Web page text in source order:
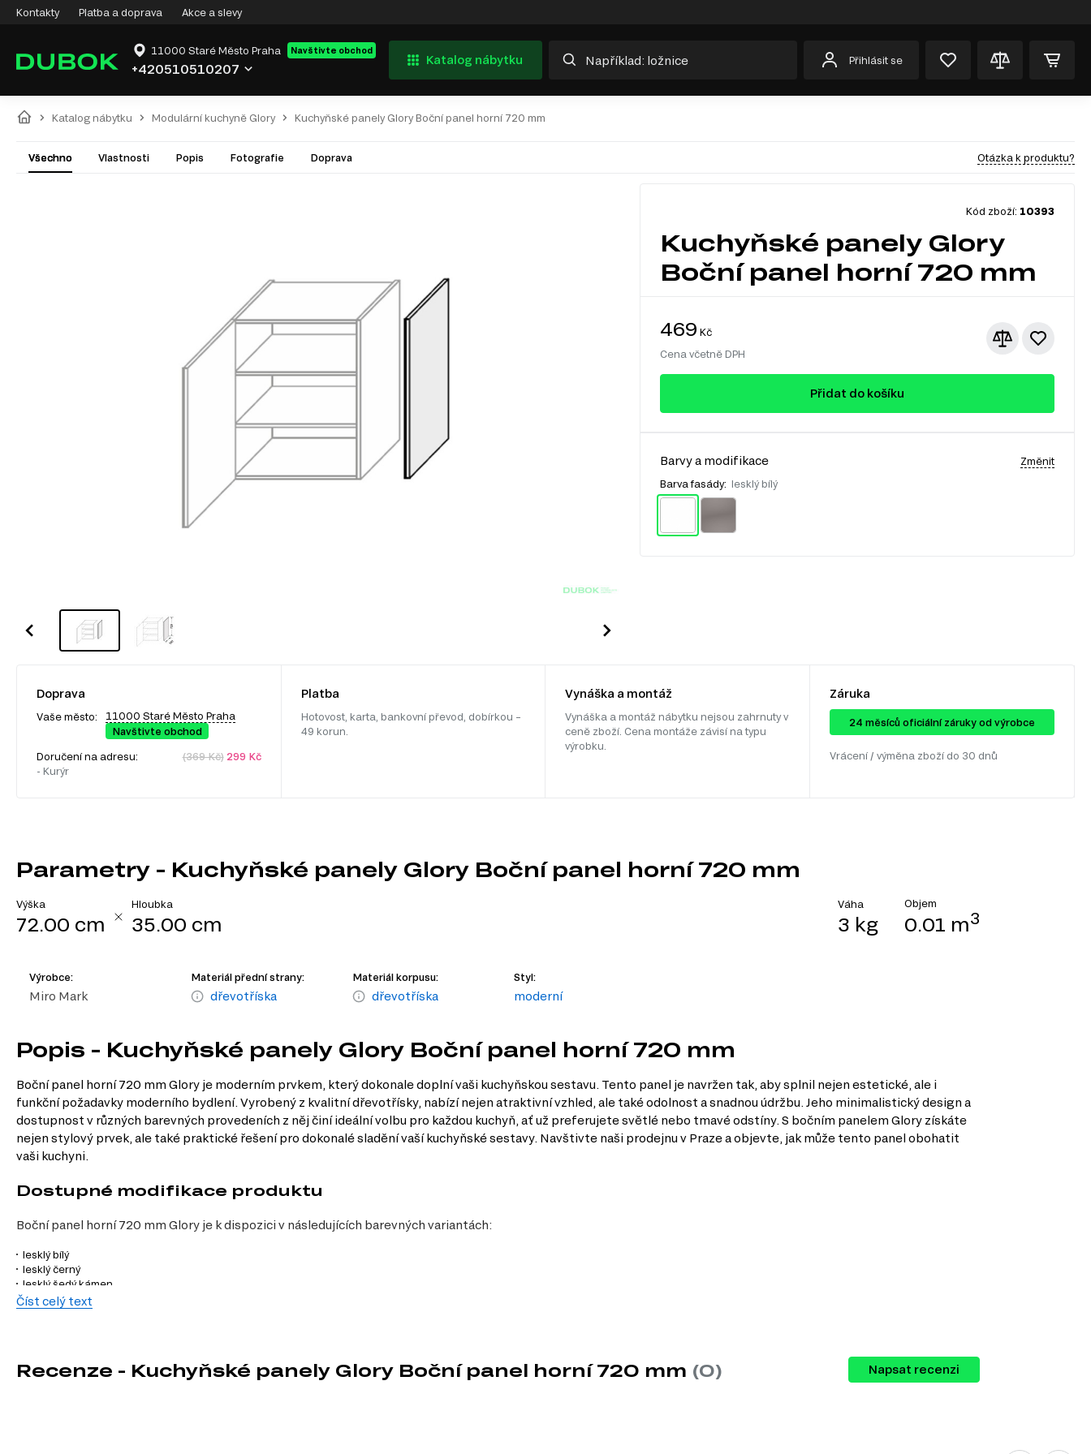
Kontakty Platba a doprava Akce a slevy
11000 Staré Město Praha Navštivte obchod
+420510510207
Katalog nábytku Přihlásit se
Katalog nábytku Modulární kuchyně Glory Kuchyňské panely Glory Boční panel horní 720 mm
Všechno Vlastnosti Popis Fotografie Doprava Otázka k produktu?
Kód zboží: 10393
Kuchyňské panely Glory
Boční panel horní 720 mm
469 Kč
Cena včetně DPH
Přidat do košíku
Barvy a modifikace Změnit
Barva fasády: lesklý bílý
Doprava
Vaše město:
11000 Staré Město Praha
Navštivte obchod
Doručení na adresu:
- Kurýr
(369 Kč)299 Kč
Platba
Hotovost, karta, bankovní převod, dobírkou –
49 korun.
Vynáška a montáž
Vynáška a montáž nábytku nejsou zahrnuty v
ceně zboží. Cena montáže závisí na typu
výrobku.
Záruka
24 ​​​​měsíců oficiální záruky od výrobce
Vrácení / výměna zboží do 30 dnů
Parametry - Kuchyňské panely Glory Boční panel horní 720 mm
Výška
72.00 cm
Hloubka
35.00 cm
Váha
3 kg
Objem
0.01 m3
Výrobce:
Miro Mark
Materiál přední strany:
dřevotříska
Materiál korpusu:
dřevotříska
Styl:
moderní
Popis - Kuchyňské panely Glory Boční panel horní 720 mm
Boční panel horní 720 mm Glory je moderním prvkem, který dokonale doplní vaši kuchyňskou sestavu. Tento panel je navržen tak, aby splnil nejen estetické, ale i
funkční požadavky moderního bydlení. Vyrobený z kvalitní dřevotřísky, nabízí nejen atraktivní vzhled, ale také odolnost a snadnou údržbu. Jeho minimalistický design a
dostupnost v různých barevných provedeních z něj činí ideální volbu pro každou kuchyň, ať už preferujete světlé nebo tmavé odstíny. S bočním panelem Glory získáte
nejen stylový prvek, ale také praktické řešení pro dokonalé sladění vaší kuchyňské sestavy. Navštivte naši prodejnu v Praze a objevte, jak může tento panel obohatit
vaši kuchyni.
Dostupné modifikace produktu
Boční panel horní 720 mm Glory je k dispozici v následujících barevných variantách:
lesklý bílý
lesklý černý
lesklý šedý kámen
mat lavice
Materiál přední strany. Dřevotříska zajišťuje vysokou odolnost a dlouhou životnost, což je ideální pro každodenní používání v kuchyni.
Materiál korpusu.
Také dřevotříska, která je lehká a snadno se s ní manipuluje, přičemž si zachovává stabilitu a pevnost.
Číst celý text
Recenze - Kuchyňské panely Glory Boční panel horní 720 mm (0) Napsat recenzi